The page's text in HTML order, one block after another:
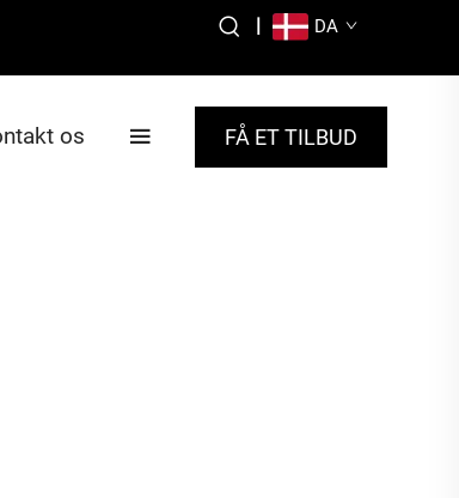
| DA
os FÅ ET TILBUD